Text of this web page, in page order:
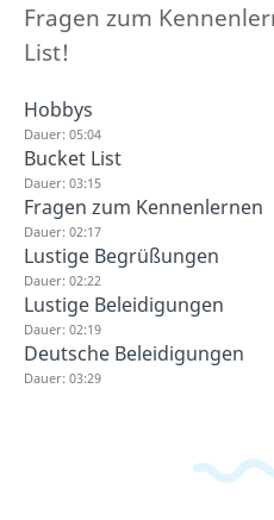
Fragen zum
List!
Hobbys
Dauer: 05:04
Bucket List
Dauer: 03:15
Fragen zum Kennenlernen
Dauer: 02:17
Lustige Begrüßungen
Dauer: 02:22
Lustige Beleidigungen
Dauer: 02:19
Deutsche Beleidigungen
Dauer: 03:29